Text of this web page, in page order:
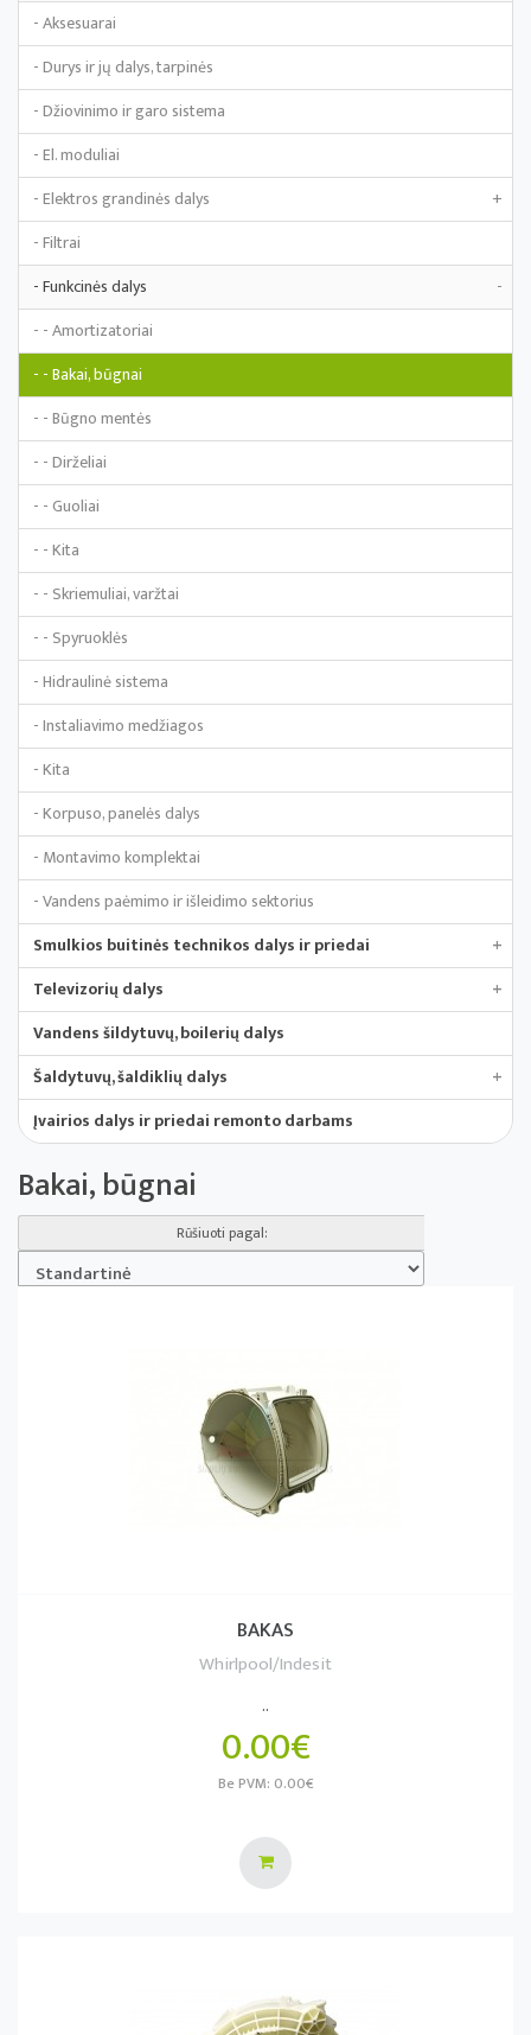
- Aksesuarai
- Durys ir jų dalys, tarpinės
- Džiovinimo ir garo sistema
- El. moduliai
- Elektros grandinės dalys
+
- Filtrai
- Funkcinės dalys
-
- - Amortizatoriai
- - Bakai, būgnai
- - Būgno mentės
- - Dirželiai
- - Guoliai
- - Kita
- - Skriemuliai, varžtai
- - Spyruoklės
- Hidraulinė sistema
- Instaliavimo medžiagos
- Kita
- Korpuso, panelės dalys
- Montavimo komplektai
- Vandens paėmimo ir išleidimo sektorius
Smulkios buitinės technikos dalys ir priedai
+
Televizorių dalys
+
Vandens šildytuvų, boilerių dalys
Šaldytuvų, šaldiklių dalys
+
Įvairios dalys ir priedai remonto darbams
Bakai, būgnai
Rūšiuoti pagal:
BAKAS
Whirlpool/Indesit
..
0.00€
Be PVM: 0.00€